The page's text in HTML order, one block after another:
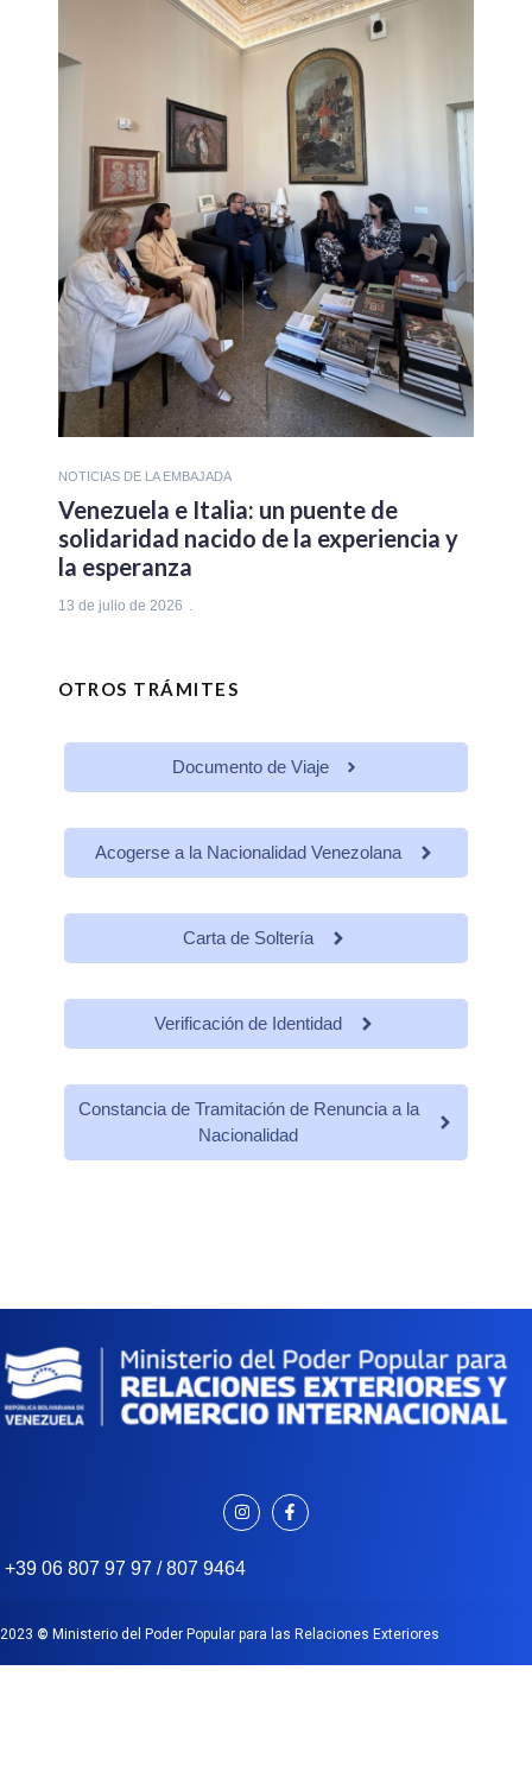
NOTICIAS DE LA EMBAJADA
Venezuela e Italia: un puente de
solidaridad nacido de la experiencia y
la esperanza
13 de julio de 2026
OTROS TRÁMITES
Documento de Viaje
Acogerse a la Nacionalidad Venezolana
Carta de Soltería
Verificación de Identidad
Constancia de Tramitación de Renuncia a la
Nacionalidad
+39 06 807 97 97 / 807 9464
2023 © Ministerio del Poder Popular para las Relaciones Exteriores